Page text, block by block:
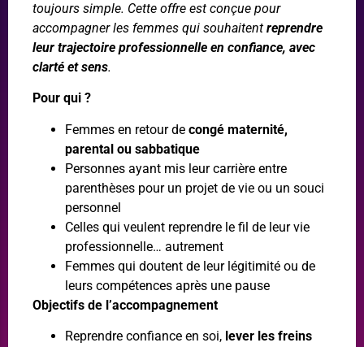
toujours simple. Cette offre est conçue pour
accompagner les femmes qui souhaitent reprendre
leur trajectoire professionnelle en confiance, avec
clarté et sens.
Pour qui ?
Femmes en retour de congé maternité,
parental ou sabbatique
Personnes ayant mis leur carrière entre
parenthèses pour un projet de vie ou un souci
personnel
Celles qui veulent reprendre le fil de leur vie
professionnelle… autrement
Femmes qui doutent de leur légitimité ou de
leurs compétences après une pause
Objectifs de l’accompagnement
Reprendre confiance en soi, lever les freins